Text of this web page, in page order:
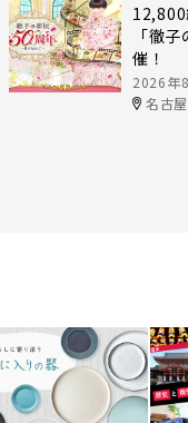
12,800
「徹
催！
2026年
名古